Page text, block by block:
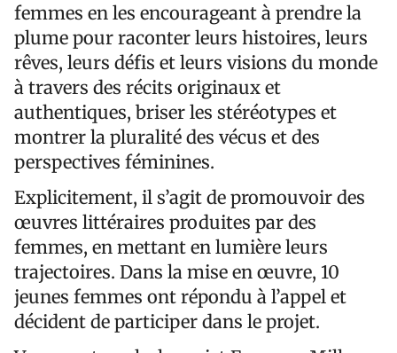
femmes en les encourageant à prendre la
plume pour raconter leurs histoires, leurs
rêves, leurs défis et leurs visions du monde
à travers des récits originaux et
authentiques, briser les stéréotypes et
montrer la pluralité des vécus et des
perspectives féminines.
Explicitement, il s’agit de promouvoir des
œuvres littéraires produites par des
femmes, en mettant en lumière leurs
trajectoires. Dans la mise en œuvre, 10
jeunes femmes ont répondu à l’appel et
décident de participer dans le projet.